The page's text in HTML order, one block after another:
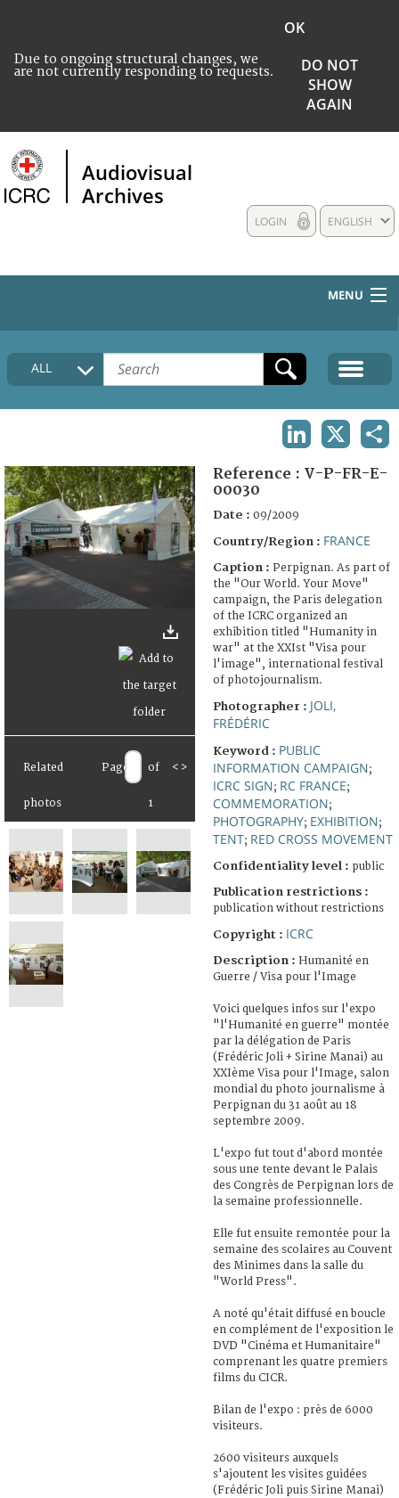
Due to ongoing structural changes, we
are not currently responding to requests.
OK
DO NOT
SHOW
AGAIN
Audiovisual
Archives
ENGLISH
LOGIN
MENU
HOME
COLLECTIONS DESCRIPTION
FAQ
ALL
Related
photos
Page of
1
< >
Reference : V-P-FR-E-
00030
Date : 09/2009
Country/Region : FRANCE
Caption : Perpignan. As part of
the "Our World. Your Move"
campaign, the Paris delegation
of the ICRC organized an
exhibition titled "Humanity in
war" at the XXIst "Visa pour
l'image", international festival
of photojournalism.
Photographer : JOLI,
FRÉDÉRIC
Keyword : PUBLIC
INFORMATION CAMPAIGN;
ICRC SIGN; RC FRANCE;
COMMEMORATION;
PHOTOGRAPHY; EXHIBITION;
TENT; RED CROSS MOVEMENT
Confidentiality level : public
Publication restrictions :
publication without restrictions
Copyright : ICRC
Description : Humanité en
Guerre / Visa pour l'Image
Voici quelques infos sur l'expo
"l'Humanité en guerre" montée
par la délégation de Paris
(Frédéric Joli + Sirine Manai) au
XXIème Visa pour l'Image, salon
mondial du photo journalisme à
Perpignan du 31 août au 18
septembre 2009.
L'expo fut tout d'abord montée
sous une tente devant le Palais
des Congrès de Perpignan lors de
la semaine professionnelle.
Elle fut ensuite remontée pour la
semaine des scolaires au Couvent
des Minimes dans la salle du
"World Press".
A noté qu'était diffusé en boucle
en complément de l'exposition le
DVD "Cinéma et Humanitaire"
comprenant les quatre premiers
films du CICR.
Bilan de l'expo : près de 6000
visiteurs.
2600 visiteurs auxquels
s'ajoutent les visites guidées
(Frédéric Joli puis Sirine Manai)